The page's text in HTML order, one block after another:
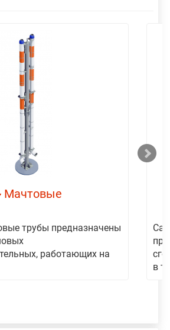
Мачтовые
трубы предназначены
работающих на
в